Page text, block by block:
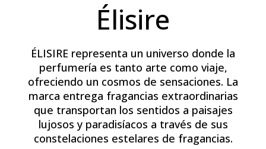
Élisire
ÉLISIRE representa un universo donde la
perfumería es tanto arte como viaje,
ofreciendo un cosmos de sensaciones. La
marca entrega fragancias extraordinarias
que transportan los sentidos a paisajes
lujosos y paradisíacos a través de sus
constelaciones estelares de fragancias.